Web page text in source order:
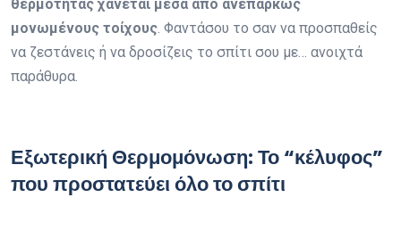
θερμότητας χάνεται μέσα από ανεπαρκώς
μονωμένους τοίχους. Φαντάσου το σαν να προσπαθείς
να ζεστάνεις ή να δροσίζεις το σπίτι σου με… ανοιχτά
παράθυρα.
Εξωτερική Θερμομόνωση: Το “κέλυφος”
που προστατεύει όλο το σπίτι